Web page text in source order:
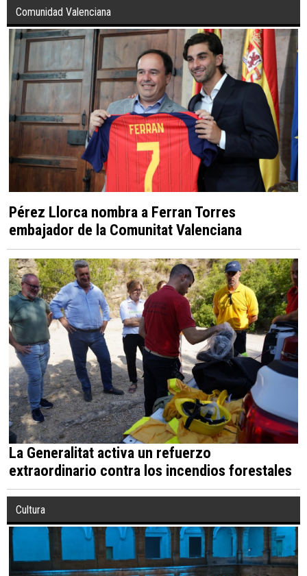
Comunidad Valenciana
Pérez Llorca nombra a Ferran Torres
embajador de la Comunitat Valenciana
La Generalitat activa un refuerzo
extraordinario contra los incendios forestales
Cultura